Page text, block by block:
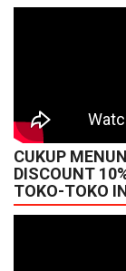
CUKUP
DISCOUNT
TOKO-TOKO